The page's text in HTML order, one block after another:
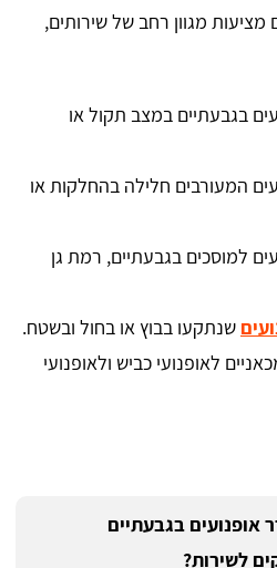
מגוון רחב של שירותים,
בגבעתיים במצב תקול או
המעורבים חלילה בהחלקות או
למוסכים בגבעתיים, רמת גן
שנתקעו בבוץ או בחול ובשטח.
לאופנועי כביש ולאופנועי
אופנועים בגבעתיים
לשירות?